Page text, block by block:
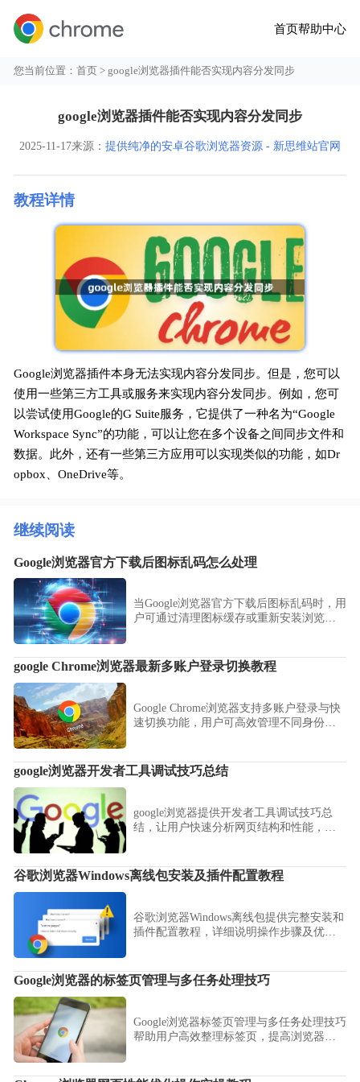
首页帮助中心
您当前位置：首页 > google浏览器插件能否实现内容分发同步
google浏览器插件能否实现内容分发同步
2025-11-17来源： 提供纯净的安卓谷歌浏览器资源 - 新思维站官网
教程详情
Google浏览器插件本身无法实现内容分发同步。但是，您可以
使用一些第三方工具或服务来实现内容分发同步。例如，您可
以尝试使用Google的G Suite服务，它提供了一种名为“Google
Workspace Sync”的功能，可以让您在多个设备之间同步文件和
数据。此外，还有一些第三方应用可以实现类似的功能，如Dr
opbox、OneDrive等。
继续阅读
Google浏览器官方下载后图标乱码怎么处理
当Google浏览器官方下载后图标乱码时，用
户可通过清理图标缓存或重新安装浏览器
google Chrome浏览器最新多账户登录切换教程
Google Chrome浏览器支持多账户登录与快
速切换功能，用户可高效管理不同身份与
google浏览器开发者工具调试技巧总结
google浏览器提供开发者工具调试技巧总
结，让用户快速分析网页结构和性能，提
谷歌浏览器Windows离线包安装及插件配置教程
谷歌浏览器Windows离线包提供完整安装和
插件配置教程，详细说明操作步骤及优化
Google浏览器的标签页管理与多任务处理技巧
Google浏览器标签页管理与多任务处理技巧
帮助用户高效整理标签页，提高浏览器操